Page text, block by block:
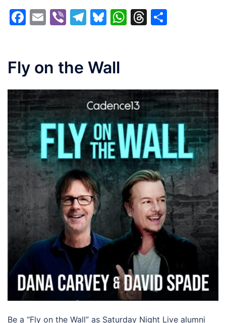
Facebook
EmailViberTelegram
Bluesky
WhatsApp
Threads
Fly on the Wall
Be a “Fly on the Wall” as Saturday Night Live alumni